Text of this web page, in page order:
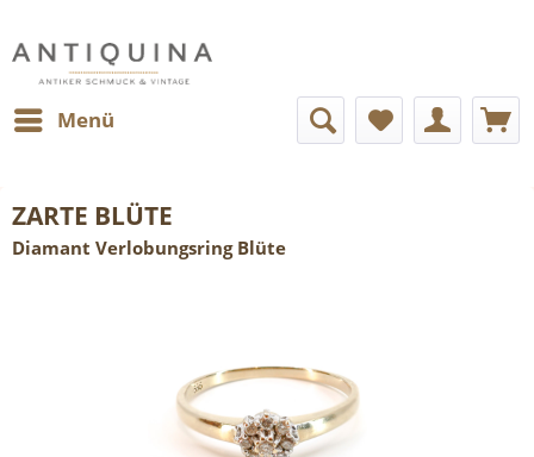
Menü
ZARTE BLÜTE
Diamant Verlobungsring Blüte